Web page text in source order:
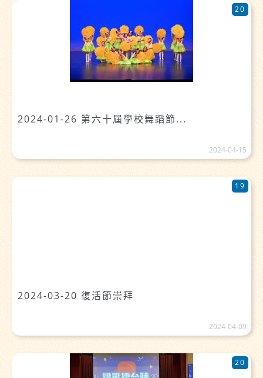
2024-01-26 第六十屆學校舞蹈節...
20
2024-04-15
2024-03-20 復活節崇拜
19
2024-04-09
20